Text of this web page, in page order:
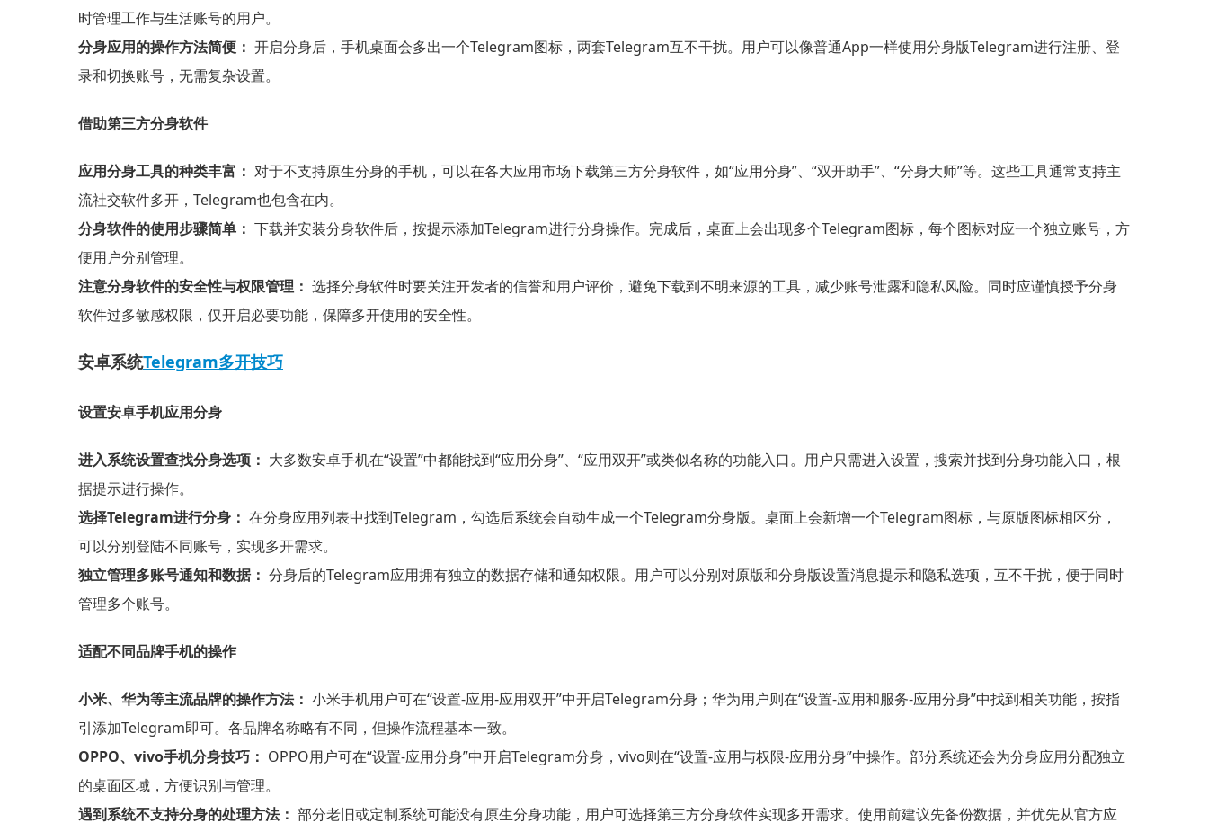
时管理工作与生活账号的用户。
分身应用的操作方法简便： 开启分身后，手机桌面会多出一个Telegram图标，两套Telegram互不干扰。用户可以像普通App一样使用分身版Telegram进行注册、登
录和切换账号，无需复杂设置。
借助第三方分身软件
应用分身工具的种类丰富： 对于不支持原生分身的手机，可以在各大应用市场下载第三方分身软件，如“应用分身”、“双开助手”、“分身大师”等。这些工具通常支持主
流社交软件多开，Telegram也包含在内。
分身软件的使用步骤简单： 下载并安装分身软件后，按提示添加Telegram进行分身操作。完成后，桌面上会出现多个Telegram图标，每个图标对应一个独立账号，方
便用户分别管理。
注意分身软件的安全性与权限管理： 选择分身软件时要关注开发者的信誉和用户评价，避免下载到不明来源的工具，减少账号泄露和隐私风险。同时应谨慎授予分身
软件过多敏感权限，仅开启必要功能，保障多开使用的安全性。
安卓系统Telegram多开技巧
设置安卓手机应用分身
进入系统设置查找分身选项： 大多数安卓手机在“设置”中都能找到“应用分身”、“应用双开”或类似名称的功能入口。用户只需进入设置，搜索并找到分身功能入口，根
据提示进行操作。
选择Telegram进行分身： 在分身应用列表中找到Telegram，勾选后系统会自动生成一个Telegram分身版。桌面上会新增一个Telegram图标，与原版图标相区分，
可以分别登陆不同账号，实现多开需求。
独立管理多账号通知和数据： 分身后的Telegram应用拥有独立的数据存储和通知权限。用户可以分别对原版和分身版设置消息提示和隐私选项，互不干扰，便于同时
管理多个账号。
适配不同品牌手机的操作
小米、华为等主流品牌的操作方法： 小米手机用户可在“设置-应用-应用双开”中开启Telegram分身；华为用户则在“设置-应用和服务-应用分身”中找到相关功能，按指
引添加Telegram即可。各品牌名称略有不同，但操作流程基本一致。
OPPO、vivo手机分身技巧： OPPO用户可在“设置-应用分身”中开启Telegram分身，vivo则在“设置-应用与权限-应用分身”中操作。部分系统还会为分身应用分配独立
的桌面区域，方便识别与管理。
遇到系统不支持分身的处理方法： 部分老旧或定制系统可能没有原生分身功能，用户可选择第三方分身软件实现多开需求。使用前建议先备份数据，并优先从官方应